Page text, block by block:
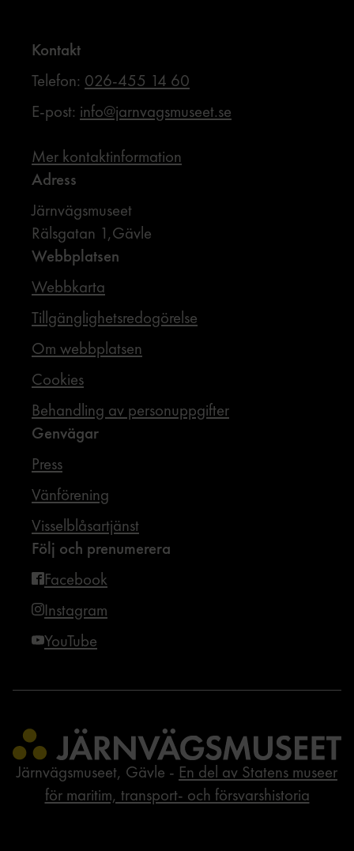
Kontakt
Telefon: 026-455 14 60
E-post: info@jarnvagsmuseet.se
Mer kontaktinformation
Adress
Järnvägsmuseet
Rälsgatan 1,Gävle
Webbplatsen
Webbkarta
Tillgänglighetsredogörelse
Om webbplatsen
Cookies
Behandling av personuppgifter
Genvägar
Press
Vänförening
Visselblåsartjänst
Följ och prenumerera
Facebook
Instagram
YouTube
Järnvägsmuseet, Gävle - En del av Statens museer
för maritim, transport- och försvarshistoria